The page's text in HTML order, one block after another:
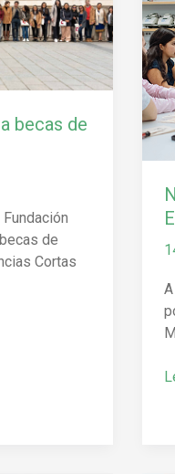
becas de
de
Cortas
la
la